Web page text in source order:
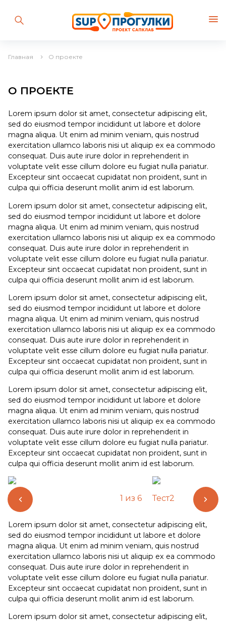
Главная О проекте
О ПРОЕКТЕ
Lorem ipsum dolor sit amet, consectetur adipiscing elit,
sed do eiusmod tempor incididunt ut labore et dolore
magna aliqua. Ut enim ad minim veniam, quis nostrud
exercitation ullamco laboris nisi ut aliquip ex ea commodo
consequat. Duis aute irure dolor in reprehenderit in
voluptate velit esse cillum dolore eu fugiat nulla pariatur.
Excepteur sint occaecat cupidatat non proident, sunt in
culpa qui officia deserunt mollit anim id est laborum.
Lorem ipsum dolor sit amet, consectetur adipiscing elit,
sed do eiusmod tempor incididunt ut labore et dolore
magna aliqua. Ut enim ad minim veniam, quis nostrud
exercitation ullamco laboris nisi ut aliquip ex ea commodo
consequat. Duis aute irure dolor in reprehenderit in
voluptate velit esse cillum dolore eu fugiat nulla pariatur.
Excepteur sint occaecat cupidatat non proident, sunt in
culpa qui officia deserunt mollit anim id est laborum.
Lorem ipsum dolor sit amet, consectetur adipiscing elit,
sed do eiusmod tempor incididunt ut labore et dolore
magna aliqua. Ut enim ad minim veniam, quis nostrud
exercitation ullamco laboris nisi ut aliquip ex ea commodo
consequat. Duis aute irure dolor in reprehenderit in
voluptate velit esse cillum dolore eu fugiat nulla pariatur.
Excepteur sint occaecat cupidatat non proident, sunt in
culpa qui officia deserunt mollit anim id est laborum.
Lorem ipsum dolor sit amet, consectetur adipiscing elit,
sed do eiusmod tempor incididunt ut labore et dolore
magna aliqua. Ut enim ad minim veniam, quis nostrud
exercitation ullamco laboris nisi ut aliquip ex ea commodo
consequat. Duis aute irure dolor in reprehenderit in
voluptate velit esse cillum dolore eu fugiat nulla pariatur.
Excepteur sint occaecat cupidatat non proident, sunt in
culpa qui officia deserunt mollit anim id est laborum.
Текст 1 из6 Тест2
Lorem ipsum dolor sit amet, consectetur adipiscing elit,
sed do eiusmod tempor incididunt ut labore et dolore
magna aliqua. Ut enim ad minim veniam, quis nostrud
exercitation ullamco laboris nisi ut aliquip ex ea commodo
consequat. Duis aute irure dolor in reprehenderit in
voluptate velit esse cillum dolore eu fugiat nulla pariatur.
Excepteur sint occaecat cupidatat non proident, sunt in
culpa qui officia deserunt mollit anim id est laborum.
Lorem ipsum dolor sit amet, consectetur adipiscing elit,